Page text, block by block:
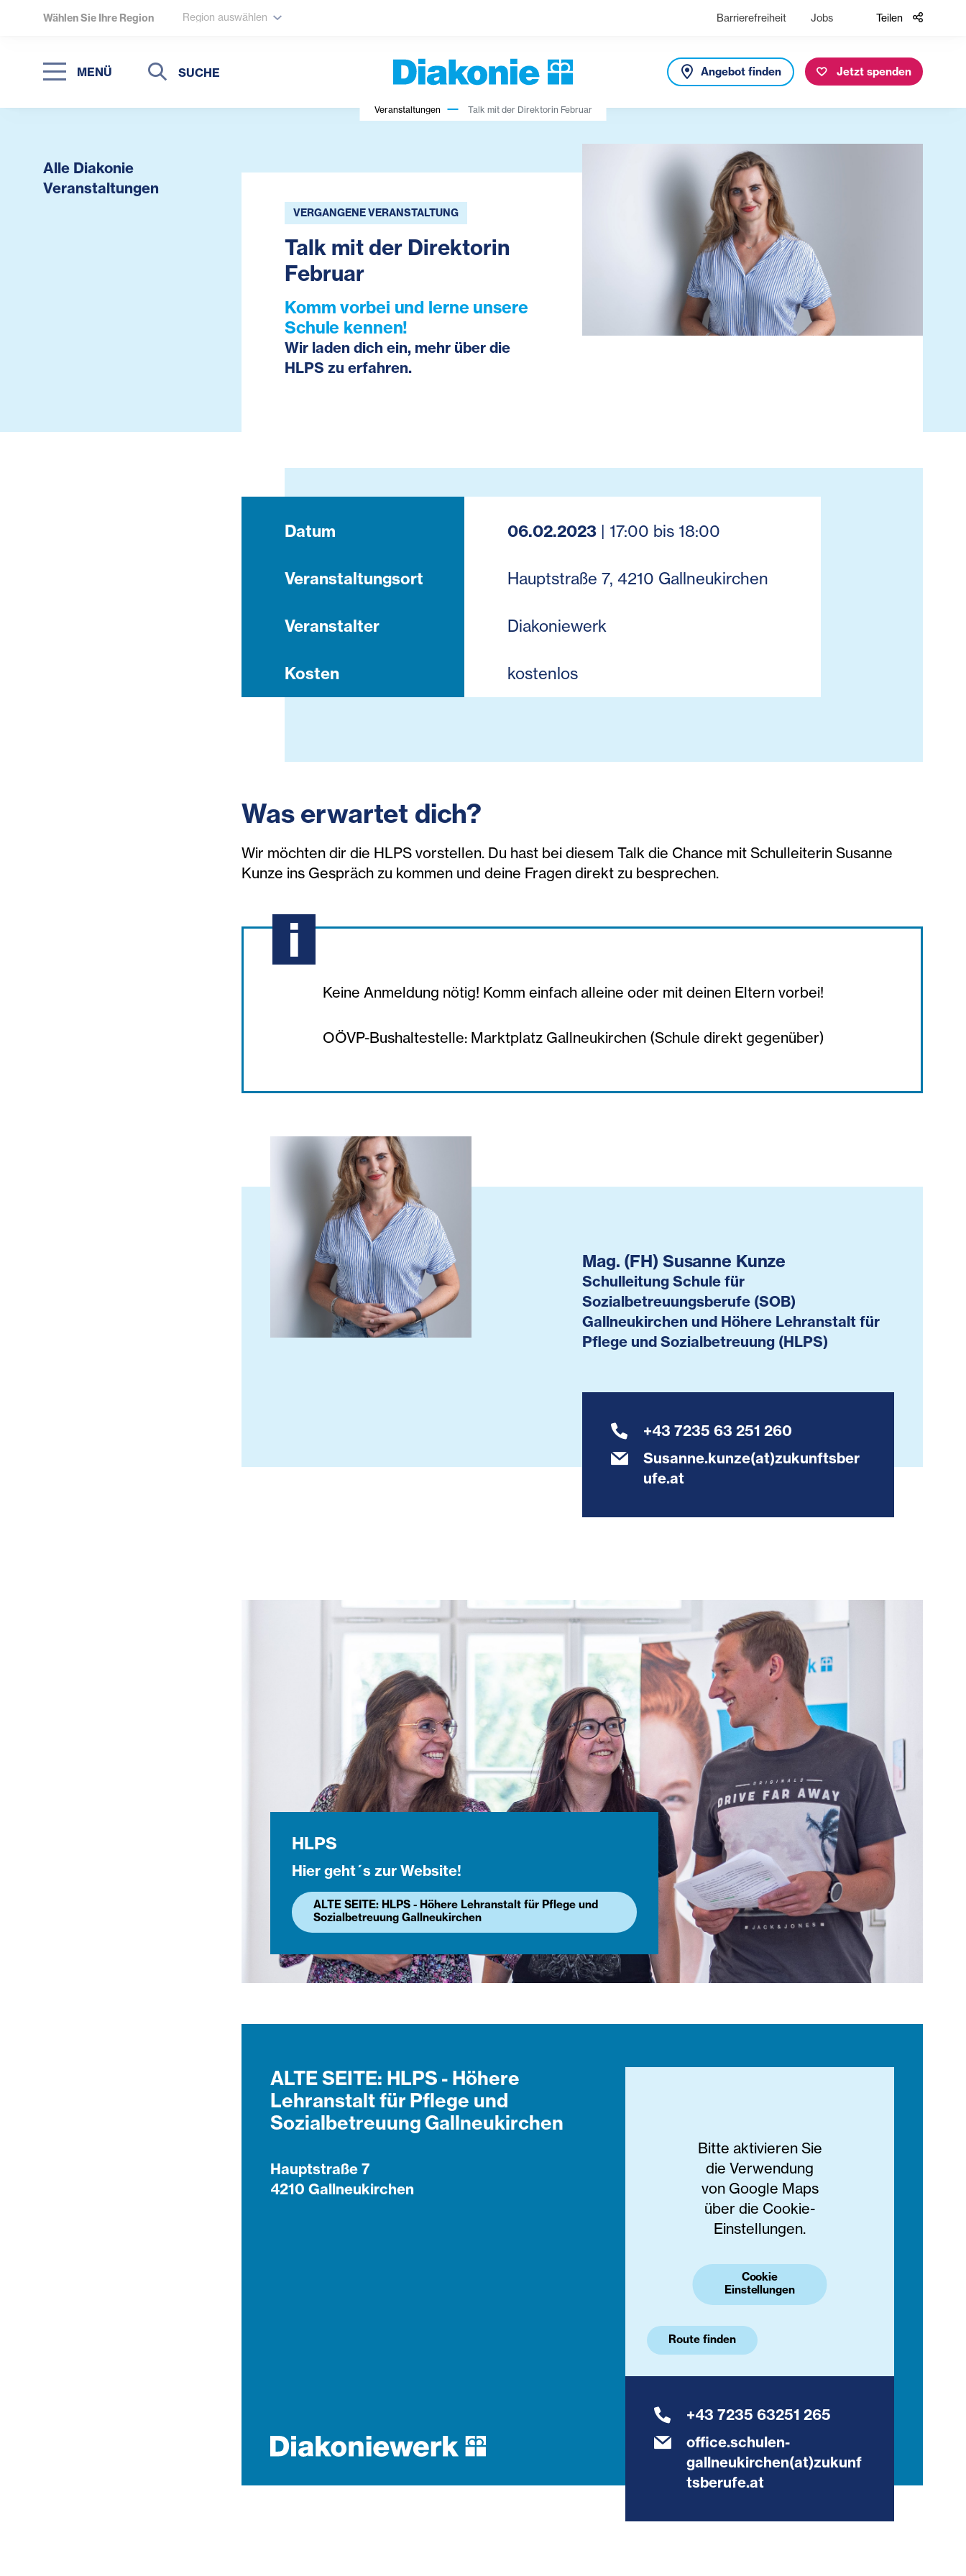
Wählen Sie Ihre Region Region auswählen Barrierefreiheit Jobs Teilen
MENÜ
Suche
Suche
Angebot finden Jetzt spenden
Veranstaltungen Talk mit der Direktorin Februar
Alle Diakonie
Veranstaltungen
VERGANGENE VERANSTALTUNG
Talk mit der Direktorin
Februar
Komm vorbei und lerne unsere
Schule kennen!
Wir laden dich ein, mehr über die
HLPS zu erfahren.
Datum 06.02.2023 | 17:00 bis 18:00
Veranstaltungsort Hauptstraße 7, 4210 Gallneukirchen
Veranstalter Diakoniewerk
Kosten kostenlos
Was erwartet dich?
Wir möchten dir die HLPS vorstellen. Du hast bei diesem Talk die Chance mit Schulleiterin Susanne
Kunze ins Gespräch zu kommen und deine Fragen direkt zu besprechen.
Keine Anmeldung nötig! Komm einfach alleine oder mit deinen Eltern vorbei!
OÖVP-Bushaltestelle: Marktplatz Gallneukirchen (Schule direkt gegenüber)
Mag. (FH) Susanne Kunze
Schulleitung Schule für
Sozialbetreuungsberufe (SOB)
Gallneukirchen und Höhere Lehranstalt für
Pflege und Sozialbetreuung (HLPS)
+43 7235 63 251 260
Susanne.kunze(at)zukunftsber
ufe.at
HLPS
Hier geht´s zur Website!
ALTE SEITE: HLPS - Höhere Lehranstalt für Pflege und
Sozialbetreuung Gallneukirchen
ALTE SEITE: HLPS - Höhere
Lehranstalt für Pflege und
Sozialbetreuung Gallneukirchen
Hauptstraße 7
4210 Gallneukirchen
Bitte aktivieren Sie
die Verwendung
von Google Maps
über die Cookie-
Einstellungen.
Cookie
Einstellungen
Route finden
+43 7235 63251 265
office.schulen-
gallneukirchen(at)zukunf
tsberufe.at